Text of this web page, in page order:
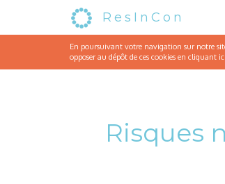
ResInCon
En poursuivant votre navigation sur notre
opposer au dépôt de ces cookies en cliquant ici
Risques